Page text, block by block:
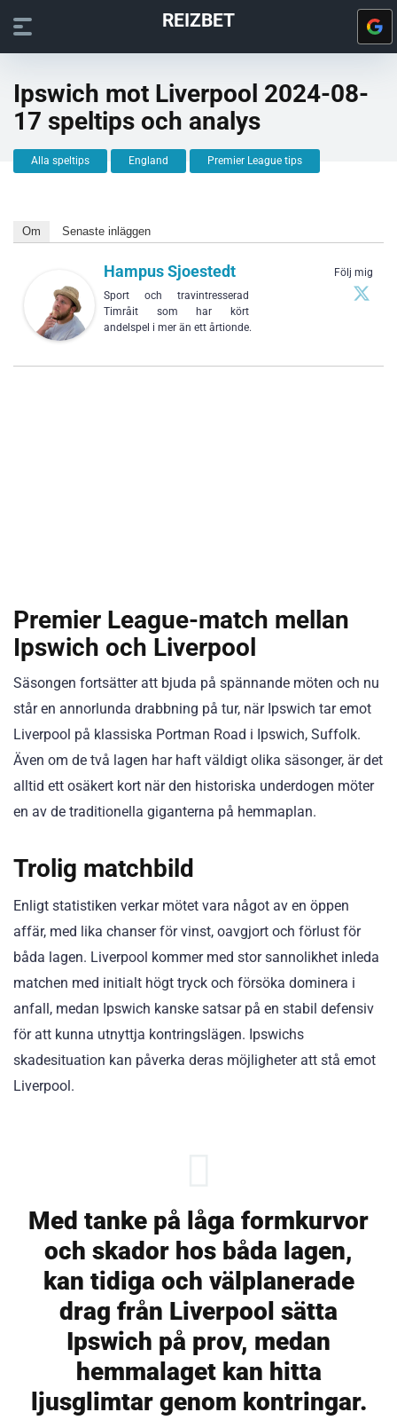
REIZBET
Ipswich mot Liverpool 2024-08-
17 speltips och analys
Alla speltips England Premier League tips
Om Senaste inläggen
Följ mig
Hampus Sjoestedt
Sport och travintresserad
Timråit som har kört
andelspel i mer än ett årtionde.
Premier League-match mellan
Ipswich och Liverpool
Säsongen fortsätter att bjuda på spännande möten och nu
står en annorlunda drabbning på tur, när Ipswich tar emot
Liverpool på klassiska Portman Road i Ipswich, Suffolk.
Även om de två lagen har haft väldigt olika säsonger, är det
alltid ett osäkert kort när den historiska underdogen möter
en av de traditionella giganterna på hemmaplan.
Trolig matchbild
Enligt statistiken verkar mötet vara något av en öppen
affär, med lika chanser för vinst, oavgjort och förlust för
båda lagen. Liverpool kommer med stor sannolikhet inleda
matchen med initialt högt tryck och försöka dominera i
anfall, medan Ipswich kanske satsar på en stabil defensiv
för att kunna utnyttja kontringslägen. Ipswichs
skadesituation kan påverka deras möjligheter att stå emot
Liverpool.
Med tanke på låga formkurvor
och skador hos båda lagen,
kan tidiga och välplanerade
drag från Liverpool sätta
Ipswich på prov, medan
hemmalaget kan hitta
ljusglimtar genom kontringar.